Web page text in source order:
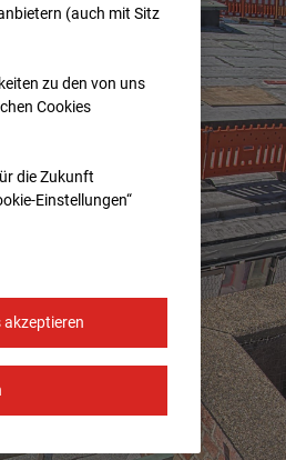
(auch mit Sitz
zu den von uns
Cookies
die Zukunft
Einstellungen“